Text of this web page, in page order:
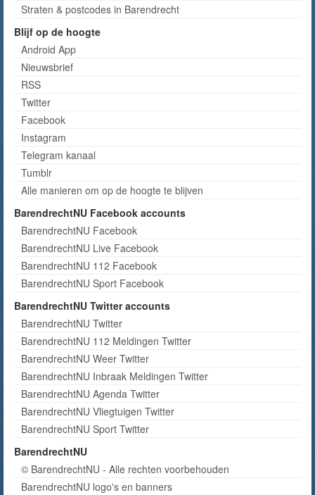
Straten & postcodes in Barendrecht
Blijf op de hoogte
Android App
Nieuwsbrief
RSS
Twitter
Facebook
Instagram
Telegram kanaal
Tumblr
Alle manieren om op de hoogte te blijven
BarendrechtNU Facebook accounts
BarendrechtNU Facebook
BarendrechtNU Live Facebook
BarendrechtNU 112 Facebook
BarendrechtNU Sport Facebook
BarendrechtNU Twitter accounts
BarendrechtNU Twitter
BarendrechtNU 112 Meldingen Twitter
BarendrechtNU Weer Twitter
BarendrechtNU Inbraak Meldingen Twitter
BarendrechtNU Agenda Twitter
BarendrechtNU Vliegtuigen Twitter
BarendrechtNU Sport Twitter
BarendrechtNU
© BarendrechtNU - Alle rechten voorbehouden
BarendrechtNU logo's en banners